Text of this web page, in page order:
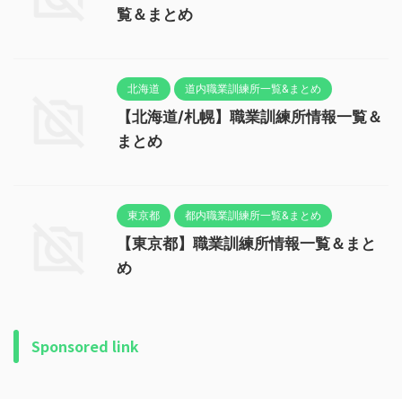
覧＆まとめ
北海道 道内職業訓練所一覧&まとめ
【北海道/札幌】職業訓練所情報一覧＆
まとめ
東京都 都内職業訓練所一覧&まとめ
【東京都】職業訓練所情報一覧＆まと
め
Sponsored link